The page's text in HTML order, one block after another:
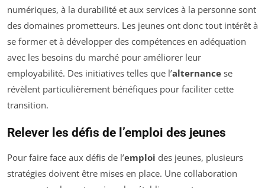
numériques, à la durabilité et aux services à la personne sont
des domaines prometteurs. Les jeunes ont donc tout intérêt à
se former et à développer des compétences en adéquation
avec les besoins du marché pour améliorer leur
employabilité. Des initiatives telles que l’alternance se
révèlent particulièrement bénéfiques pour faciliter cette
transition.
Relever les défis de l’emploi des jeunes
Pour faire face aux défis de l’emploi des jeunes, plusieurs
stratégies doivent être mises en place. Une collaboration